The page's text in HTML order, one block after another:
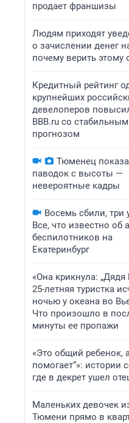
продает франшизы
Людям приходят
о зачислении денег
почему верить этому
Кредитный рейтинг
крупнейших
девелоперов
BBB.ru со стабильным
прогнозом
Тюменец
паводок с высоты —
невероятные кадры
Восемь сбили, три
Все, что известно об
беспилотников на
Екатеринбург
«Она крикнула: „Дядя
25-летняя туристка
ночью у океана во
Что произошло в
минуты ее пропажи
«Это общий ребенок,
помогает“»: истории
где в декрет ушел
Маленьких девочек
Тюмени прямо в